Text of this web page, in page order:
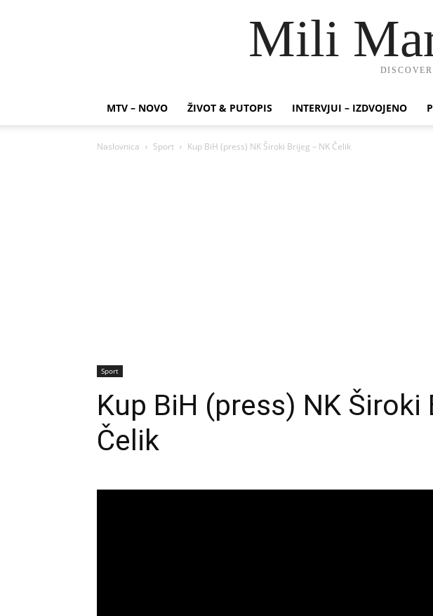
Mili
MTV – NOVO ŽIVOT & PUTOPIS INTERVJUI – IZDVOJENO
Naslovnica Sport Kup BiH (press) NK Široki Brijeg – NK Čelik
Sport
Kup BiH (press) NK Široki
Čelik